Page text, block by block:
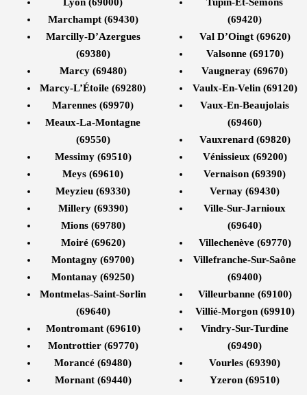
Marchampt (69430)
Marcilly-D’Azergues
(69380)
Marcy (69480)
Marcy-L’Étoile (69280)
Marennes (69970)
Meaux-La-Montagne
(69550)
Messimy (69510)
Meys (69610)
Meyzieu (69330)
Millery (69390)
Mions (69780)
Moiré (69620)
Montagny (69700)
Montanay (69250)
Montmelas-Saint-Sorlin
(69640)
Montromant (69610)
Montrottier (69770)
Morancé (69480)
Mornant (69440)
(69420)
Val D’Oingt (69620)
Valsonne (69170)
Vaugneray (69670)
Vaulx-En-Velin (69120)
Vaux-En-Beaujolais
(69460)
Vauxrenard (69820)
Vénissieux (69200)
Vernaison (69390)
Vernay (69430)
Ville-Sur-Jarnioux
(69640)
Villechenève (69770)
Villefranche-Sur-Saône
(69400)
Villeurbanne (69100)
Villié-Morgon (69910)
Vindry-Sur-Turdine
(69490)
Vourles (69390)
Yzeron (69510)